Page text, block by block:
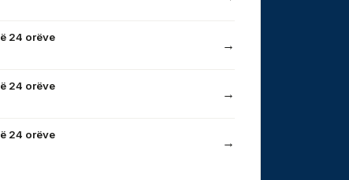
24 orëve →
24 orëve →
24 orëve →